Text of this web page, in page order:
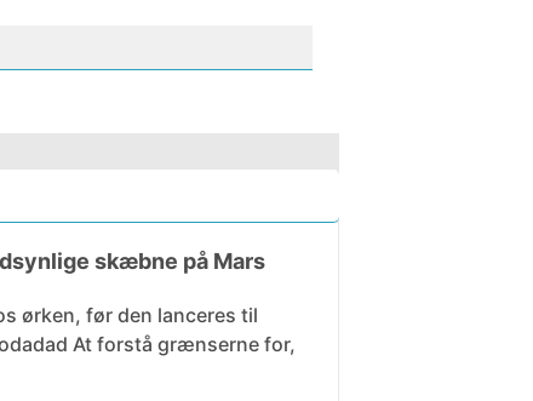
skæbne på Mars
ørken, før den lanceres til
for,